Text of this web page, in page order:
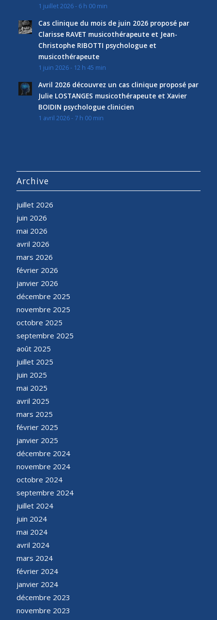
1 juillet 2026 - 6 h 00 min
Cas clinique du mois de juin 2026 proposé par
Clarisse RAVET musicothérapeute et Jean-
Christophe RIBOTTI psychologue et
musicothérapeute
1 juin 2026 - 12 h 45 min
Avril 2026 découvrez un cas clinique proposé par
Julie LOSTANGES musicothérapeute et Xavier
BOIDIN psychologue clinicien
1 avril 2026 - 7 h 00 min
Archive
juillet 2026
juin 2026
mai 2026
avril 2026
mars 2026
février 2026
janvier 2026
décembre 2025
novembre 2025
octobre 2025
septembre 2025
août 2025
juillet 2025
juin 2025
mai 2025
avril 2025
mars 2025
février 2025
janvier 2025
décembre 2024
novembre 2024
octobre 2024
septembre 2024
juillet 2024
juin 2024
mai 2024
avril 2024
mars 2024
février 2024
janvier 2024
décembre 2023
novembre 2023